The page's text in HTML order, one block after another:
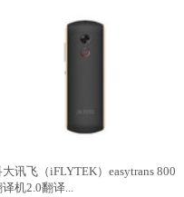
大讯飞（iFLYTEK）easytrans 800
译机2.0翻译...